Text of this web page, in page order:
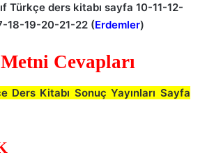
Türkçe ders kitabı sayfa 10-11-12-
18-19-20-21-22 (Erdemler)
Cevapları
Ders Kitabı Sonuç Yayınları Sayfa